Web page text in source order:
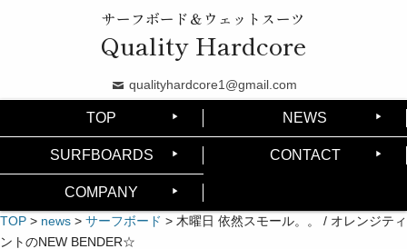
サーフボード＆ウェットスーツ
Quality Hardcore
qualityhardcore1@gmail.com
TOP NEWS
SURFBOARDS CONTACT
COMPANY
TOP > news > サーフボード > 木曜日 依然スモール。。 / オレンジティ
ントのNEW BENDER☆